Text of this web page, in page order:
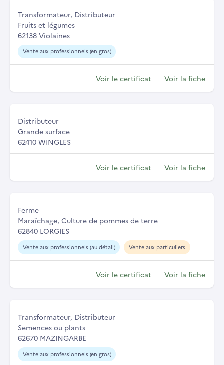
Transformateur, Distributeur
Fruits et légumes
62138 Violaines
Vente aux professionnels (en gros)
Voir le certificat Voir la fiche
Distributeur
Grande surface
62410 WINGLES
Voir le certificat Voir la fiche
Ferme
Maraîchage, Culture de pommes de terre
62840 LORGIES
Vente aux professionnels (au détail) Vente aux particuliers
Voir le certificat Voir la fiche
Transformateur, Distributeur
Semences ou plants
62670 MAZINGARBE
Vente aux professionnels (en gros)